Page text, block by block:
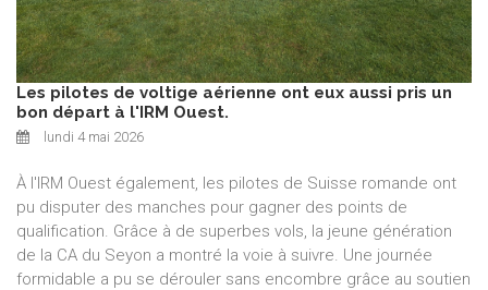
Les pilotes de voltige aérienne ont eux aussi pris un
bon départ à l'IRM Ouest.
lundi 4 mai 2026
À l'IRM Ouest également, les pilotes de Suisse romande ont
pu disputer des manches pour gagner des points de
qualification. Grâce à de superbes vols, la jeune génération
de la CA du Seyon a montré la voie à suivre. Une journée
formidable a pu se dérouler sans encombre grâce au soutien